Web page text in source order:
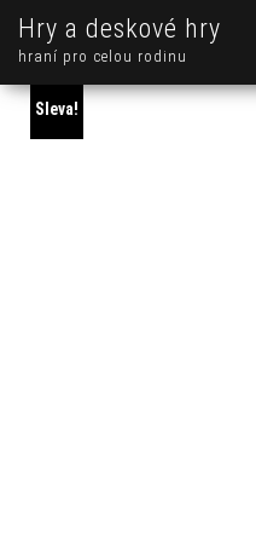
Hry a deskové hry
hraní pro celou rodinu
Sleva!